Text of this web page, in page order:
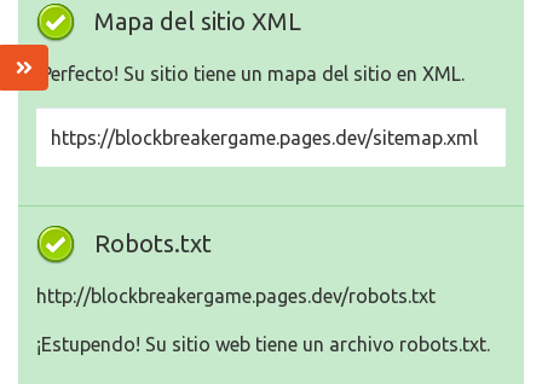
Mapa del sitio XML
¡Perfecto! Su sitio tiene un mapa del sitio en XML.
https://blockbreakergame.pages.dev/sitemap.xml
Robots.txt
http://blockbreakergame.pages.dev/robots.txt
¡Estupendo! Su sitio web tiene un archivo robots.txt.